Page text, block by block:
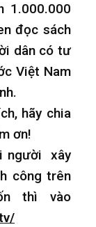
1.000.000
đọc sách
dân có tư
Việt Nam
hãy chia
ơn!
người xây
công trên
thì vào